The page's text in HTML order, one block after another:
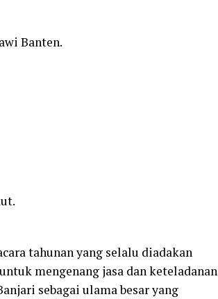
Banten.
tahunan yang selalu diadakan
mengenang jasa dan keteladanan
sebagai ulama besar yang